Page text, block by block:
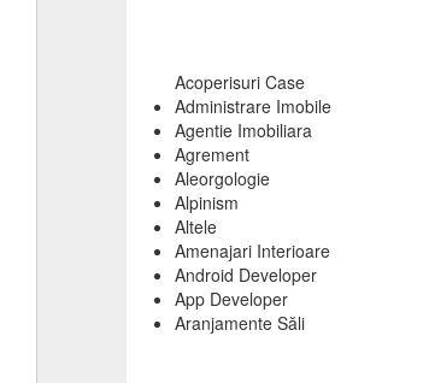
Acoperisuri Case
Administrare Imobile
Agentie Imobiliara
Agrement
Aleorgologie
Alpinism
Altele
Amenajari Interioare
Android Developer
App Developer
Aranjamente Săli